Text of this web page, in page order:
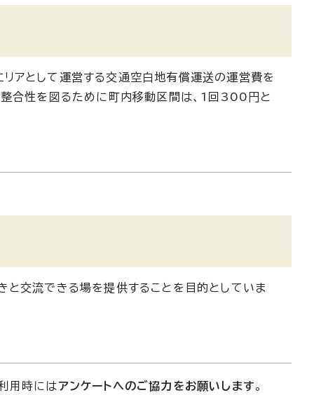
アとして運営する交通空白地有償運送の運営費を
整合性を図るために町内移動区間は、1回300円と
と交流できる場を提供することを目的としていま
用時にはアンケートへのご協力をお願いします。